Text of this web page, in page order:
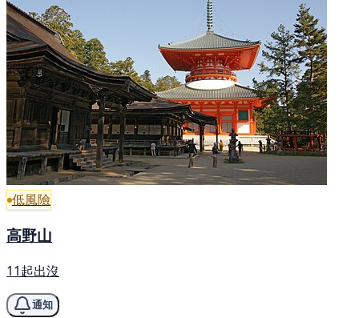
低風險
高野山
11起出沒
通知